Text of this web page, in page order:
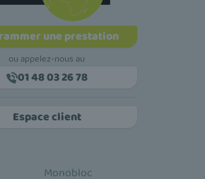
une prestation
ou appelez-nous au
01 48 03 26 78
Espace client
Monobloc